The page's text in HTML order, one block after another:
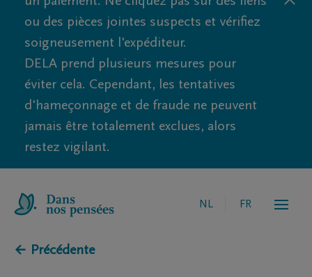
ou des pièces jointes suspects et vérifiez
soigneusement l'expéditeur.
DELA prend plusieurs mesures pour
éviter cela. Cependant, les tentatives
d'hameçonnage et de fraude ne peuvent
jamais être totalement exclues, alors
restez vigilant.
NL FR
← Précédente